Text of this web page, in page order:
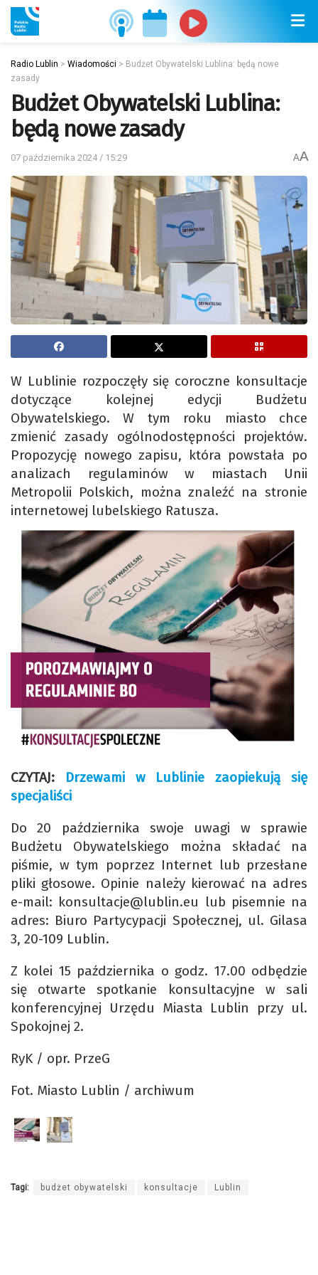
Radio Lublin > Wiadomości > Budżet Obywatelski Lublina: będą nowe
zasady
Budżet Obywatelski Lublina:
będą nowe zasady
07 października 2024 / 15:29 AA
W Lublinie rozpoczęły się coroczne konsultacje
dotyczące kolejnej edycji Budżetu
Obywatelskiego. W tym roku miasto chce
zmienić zasady ogólnodostępności projektów.
Propozycję nowego zapisu, która powstała po
analizach regulaminów w miastach Unii
Metropolii Polskich, można znaleźć na stronie
internetowej lubelskiego Ratusza.
CZYTAJ: Drzewami w Lublinie zaopiekują się
specjaliści
Do 20 października swoje uwagi w sprawie
Budżetu Obywatelskiego można składać na
piśmie, w tym poprzez Internet lub przesłane
pliki głosowe. Opinie należy kierować na adres
e-mail: konsultacje@lublin.eu lub pisemnie na
adres: Biuro Partycypacji Społecznej, ul. Gilasa
3, 20-109 Lublin.
Z kolei 15 października o godz. 17.00 odbędzie
się otwarte spotkanie konsultacyjne w sali
konferencyjnej Urzędu Miasta Lublin przy ul.
Spokojnej 2.
RyK / opr. PrzeG
Fot. Miasto Lublin / archiwum
Tagi: budżet obywatelski konsultacje Lublin